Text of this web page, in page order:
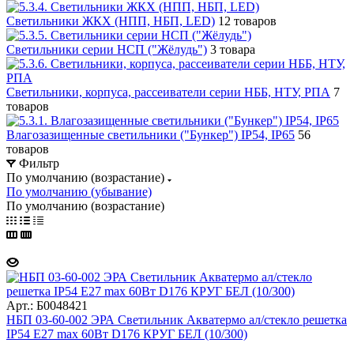
Светильники ЖКХ (НПП, НБП, LED) 12 товаров
Светильники серии НСП ("Жёлудь") 3 товара
Светильники, корпуса, рассеиватели серии НББ, НТУ, РПА 7
товаров
Влагозазищенные светильники ("Бункер") IP54, IP65 56
товаров
Фильтр
По умолчанию (возрастание)
По умолчанию (убывание)
По умолчанию (возрастание)
Арт.: Б0048421
НБП 03-60-002 ЭРА Светильник Акватермо ал/стекло решетка
IP54 E27 max 60Вт D176 КРУГ БЕЛ (10/300)